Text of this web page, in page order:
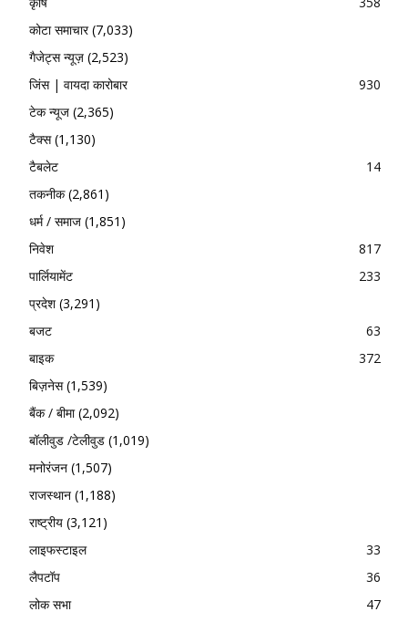
कोटा समाचार(7,033)
गैजेट्स न्यूज़ (2,523)
जिंस | वायदा कारोबार
930
टेक न्यूज (2,365)
टैक्स(1,130)
टैबलेट
14
तकनीक(2,861)
धर्म / समाज (1,851)
निवेश
817
पार्लियामेंट
233
प्रदेश(3,291)
बजट
63
बाइक
372
बिज़नेस(1,539)
बैंक / बीमा(2,092)
बॉलीवुड /टेलीवुड (1,019)
मनोरंजन (1,507)
राजस्थान (1,188)
राष्ट्रीय (3,121)
लाइफस्टाइल
33
लैपटॉप
36
लोक सभा
47